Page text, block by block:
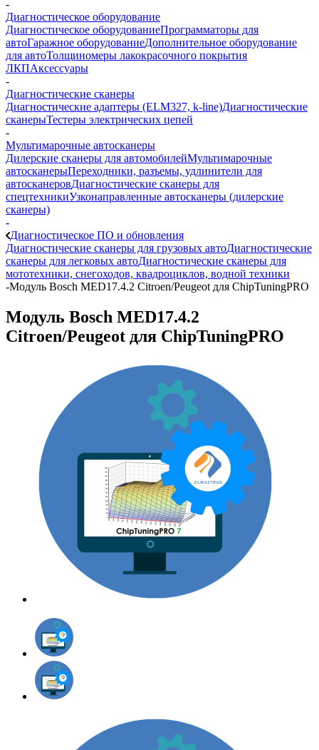
-
Диагностическое оборудование
Диагностическое оборудованиеПрограмматоры для
автоГаражное оборудованиеДополнительное оборудование
для автоТолщиномеры лакокрасочного покрытия
ЛКПАксессуары
-
Диагностические сканеры
Диагностические адаптеры (ELM327, k-line)Диагностические
сканерыТестеры электрических цепей
-
Мультимарочные автосканеры
Дилерские сканеры для автомобилейМультимарочные
автосканерыПереходники, разъемы, удлинители для
автосканеровДиагностические сканеры для
спецтехникиУзконаправленные автосканеры (дилерские
сканеры)
-
Диагностическое ПО и обновления
Диагностические сканеры для грузовых автоДиагностические
сканеры для легковых автоДиагностические сканеры для
мототехники, снегоходов, квадроциклов, водной техники
-Модуль Bosch MED17.4.2 Citroen/Peugeot для ChipTuningPRO
Модуль Bosch MED17.4.2
Citroen/Peugeot для ChipTuningPRO